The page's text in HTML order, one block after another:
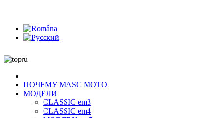
ПОЧЕМУ MASC MOTO
МОДЕЛИ
CLASSIC em3
CLASSIC em4